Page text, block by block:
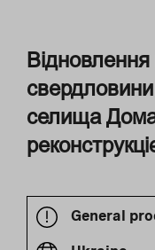
селища
General